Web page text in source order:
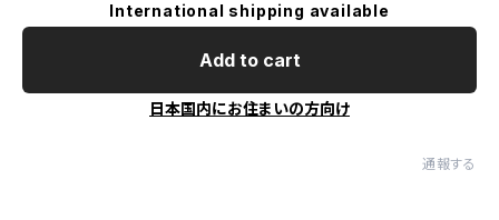
International shipping available
Add to cart
日本国内にお住まいの方向け
通報する